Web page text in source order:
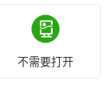
不需要打开